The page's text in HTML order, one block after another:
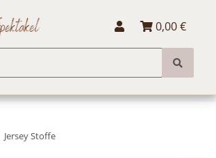
0,00 €
Jersey Stoffe